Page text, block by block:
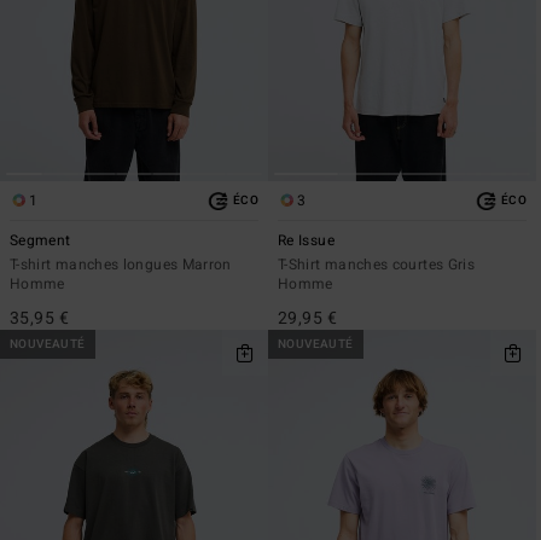
1 ÉCO
Segment
T-shirt manches longues Marron
Homme
35,95 €
3 ÉCO
Re Issue
T-Shirt manches courtes Gris
Homme
29,95 €
NOUVEAUTÉ NOUVEAUTÉ